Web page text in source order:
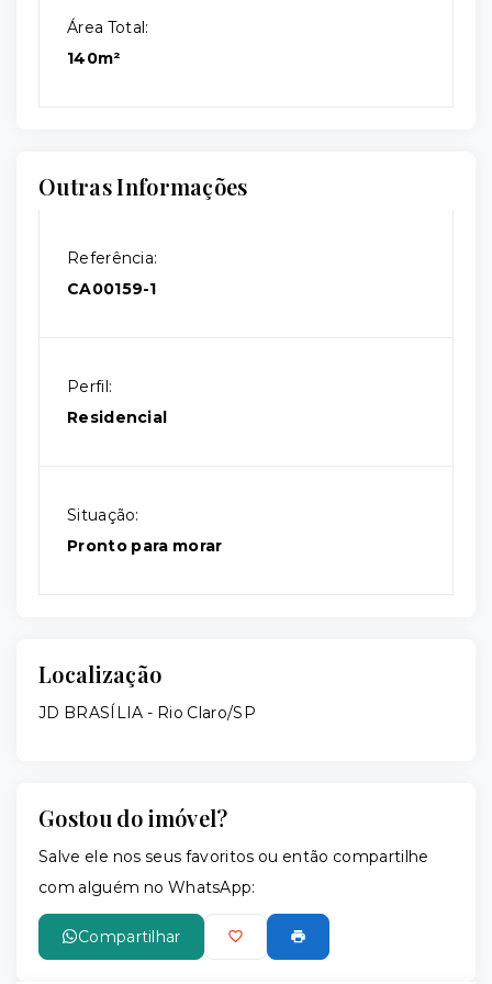
Área Total:
140m²
Outras Informações
Referência:
CA00159-1
Perfil:
Residencial
Situação:
Pronto para morar
Localização
JD BRASÍLIA - Rio Claro/SP
Gostou do imóvel?
Salve ele nos seus favoritos ou então compartilhe
com alguém no WhatsApp:
Compartilhar